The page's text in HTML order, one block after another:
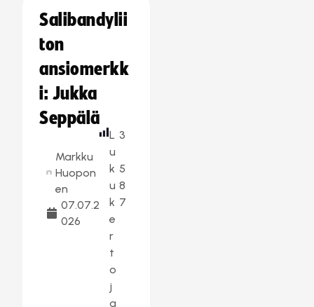
Salibandylii
ton
ansiomerkk
i: Jukka
Seppälä
Markku
Huopon
en
07.07.2
026
L
u
k
u
k
e
r
t
o
j
a
3
5
8
7